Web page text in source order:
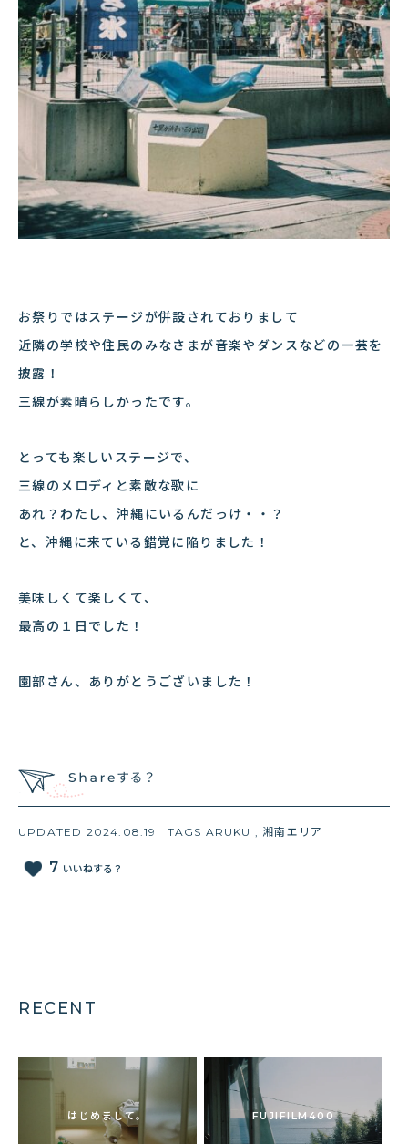
お祭りではステージが併設されておりまして
近隣の学校や住民のみなさまが音楽やダンスなどの一芸を
披露！
三線が素晴らしかったです。
とっても楽しいステージで、
三線のメロディと素敵な歌に
あれ？わたし、沖縄にいるんだっけ・・？
と、沖縄に来ている錯覚に陥りました！
美味しくて楽しくて、
最高の１日でした！
園部さん、ありがとうございました！
favorite 7 いいねする？
UPDATED 2024.08.19 TAGS ARUKU ,湘南エリア
RECENT
はじめまして。 FUJIFILM400